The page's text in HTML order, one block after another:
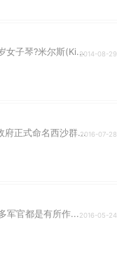
女子琴?米尔斯(Ki...2014-08-29
府正式命名西沙群...2016-07-28
军官都是有所作... 2016-05-24